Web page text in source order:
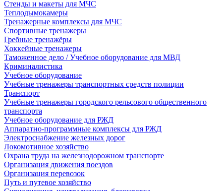
Стенды и макеты для МЧС
Теплодымокамеры
Тренажерные комплексы для МЧС
Спортивные тренажеры
Гребные тренажёры
Хоккейные тренажеры
Таможенное дело / Учебное оборудование для МВД
Криминалистика
Учебное оборудование
Учебные тренажеры транспортных средств полиции
Транспорт
Учебные тренажеры городского рельсового общественного
транспорта
Учебное оборудование для РЖД
Аппаратно-программные комплексы для РЖД
Электроснабжение железных дорог
Локомотивное хозяйство
Охрана труда на железнодорожном транспорте
Организация движения поездов
Организация перевозок
Путь и путевое хозяйство